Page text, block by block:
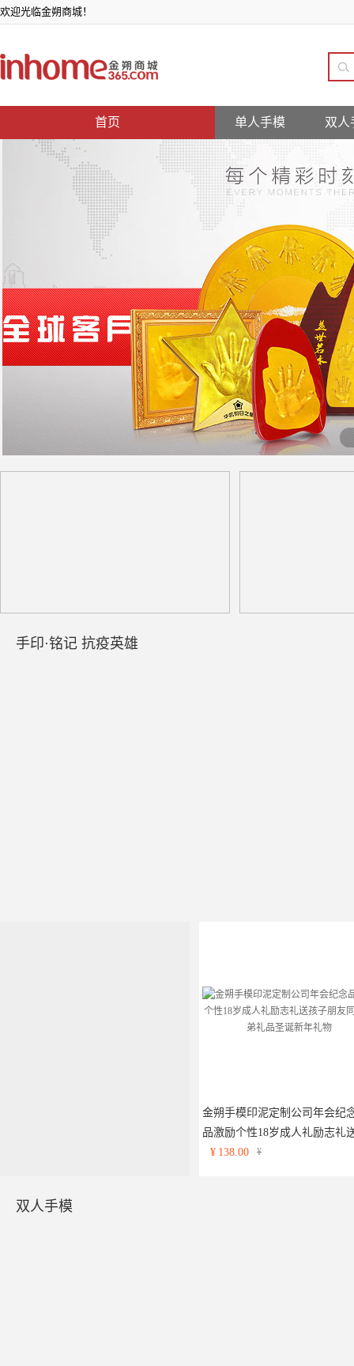
欢迎光临金朔商城！
首页 单人手模 双人
手印·铭记 抗疫英雄
金朔手模印泥定制公司年会纪
品激励个性18岁成人礼励志礼
孩子朋友同学兄弟礼品圣诞新
¥ 138.00 ¥
双人手模